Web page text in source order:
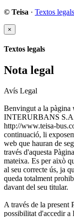
© Teisa · Textos legals
×
Textos legals
Nota legal
Avís Legal
Benvingut a la
INTERURBANS
http://www.teisa-
continuació, li
web que hauran de
través d'aquesta
mateixa. Es per això
al seu correcte ús, ja
queda totalment
davant del seu titular.
A través de la present
possibilitat d'accedir a